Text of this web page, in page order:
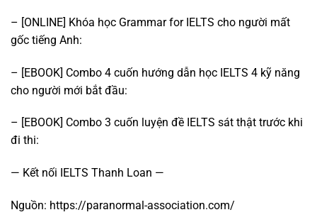
– [ONLINE] Khóa học Grammar for IELTS cho người mất
gốc tiếng Anh:
– [EBOOK] Combo 4 cuốn hướng dẫn học IELTS 4 kỹ năng
cho người mới bắt đầu:
– [EBOOK] Combo 3 cuốn luyện đề IELTS sát thật trước khi
đi thi:
— Kết nối IELTS Thanh Loan —
Nguồn: https://paranormal-association.com/